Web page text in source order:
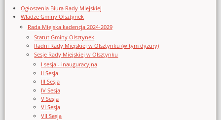
Ogłoszenia Biura Rady Miejskiej
Władze Gminy Olsztynek
Rada Miejska kadencja 2024-2029
Statut Gminy Olsztynek
Radni Rady Miejskiej w Olsztynku (w tym dyżury)
Sesje Rady Miejskiej w Olsztynku
I sesja - inauguracyjna
II Sesja
III Sesja
IV Sesja
V Sesja
VI Sesja
VII Sesja